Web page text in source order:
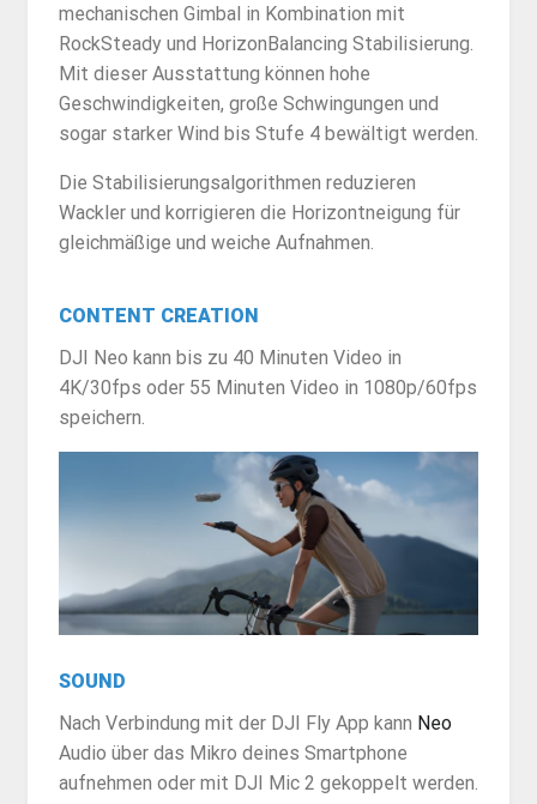
mechanischen Gimbal in Kombination mit
RockSteady und HorizonBalancing Stabilisierung.
Mit dieser Ausstattung können hohe
Geschwindigkeiten, große Schwingungen und
sogar starker Wind bis Stufe 4 bewältigt werden.
Die Stabilisierungsalgorithmen reduzieren
Wackler und korrigieren die Horizontneigung für
gleichmäßige und weiche Aufnahmen.
CONTENT CREATION
DJI Neo kann bis zu 40 Minuten Video in
4K/30fps oder 55 Minuten Video in 1080p/60fps
speichern.
SOUND
Nach Verbindung mit der DJI Fly App kann Neo
Audio über das Mikro deines Smartphone
aufnehmen oder mit DJI Mic 2 gekoppelt werden.